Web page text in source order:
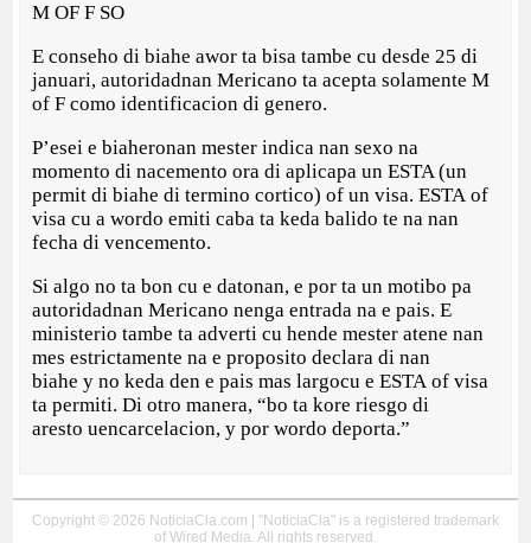
M OF F SO
E conseho di biahe awor ta bisa tambe cu desde 25 di
januari, autoridadnan Mericano ta acepta solamente M
of F como identificacion di genero.
P’esei e biaheronan mester indica nan sexo na
momento di nacemento ora di aplicapa un ESTA (un
permit di biahe di termino cortico) of un visa. ESTA of
visa cu a wordo emiti caba ta keda balido te na nan
fecha di vencemento.
Si algo no ta bon cu e datonan, e por ta un motibo pa
autoridadnan Mericano nenga entrada na e pais. E
ministerio tambe ta adverti cu hende mester atene nan
mes estrictamente na e proposito declara di nan
biahe y no keda den e pais mas largocu e ESTA of visa
ta permiti. Di otro manera, “bo ta kore riesgo di
aresto uencarcelacion, y por wordo deporta.”
Copyright © 2026 NoticiaCla.com | "NoticiaCla" is a registered trademark
of Wired Media. All rights reserved.